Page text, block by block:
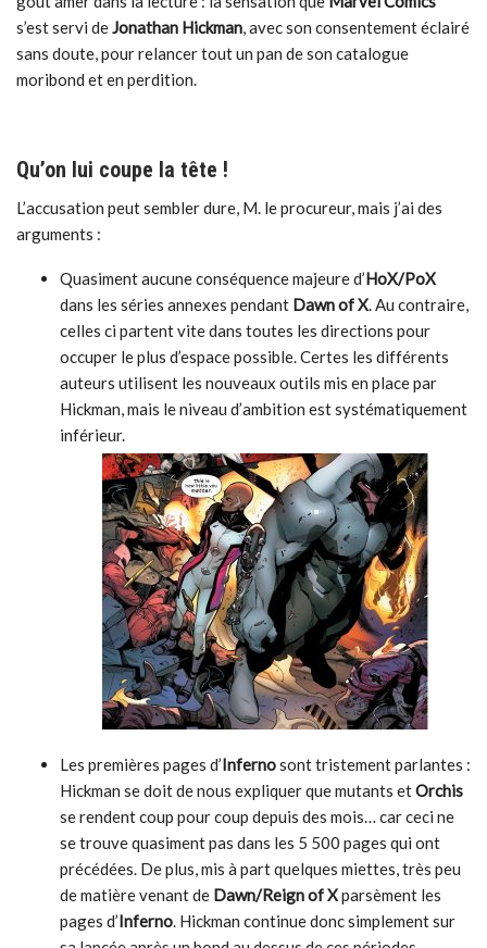
s’est servi deJonathan Hickman, avec son consentement éclairé
sans doute, pour relancer tout un pan de son catalogue
moribond et en perdition.
Qu’on lui coupe la tête !
L’accusation peut sembler dure, M. le procureur, mais j’ai des
arguments :
Quasiment aucune conséquence majeure d’HoX/PoX
dans les séries annexes pendant Dawn of X. Au contraire,
celles ci partent vite dans toutes les directions pour
occuper le plus d’espace possible. Certes les différents
auteurs utilisent les nouveaux outils mis en place par
Hickman, mais le niveau d’ambition est systématiquement
inférieur.
Les premières pages d’Infernosont tristement parlantes :
Hickman se doit de nous expliquer que mutants etOrchis
se rendent coup pour coup depuis des mois… car ceci ne
se trouve quasiment pas dans les 5 500 pages qui ont
précédées. De plus, mis à part quelques miettes, très peu
de matière venant de Dawn/Reign of Xparsèment les
pages d’Inferno. Hickman continue donc simplement sur